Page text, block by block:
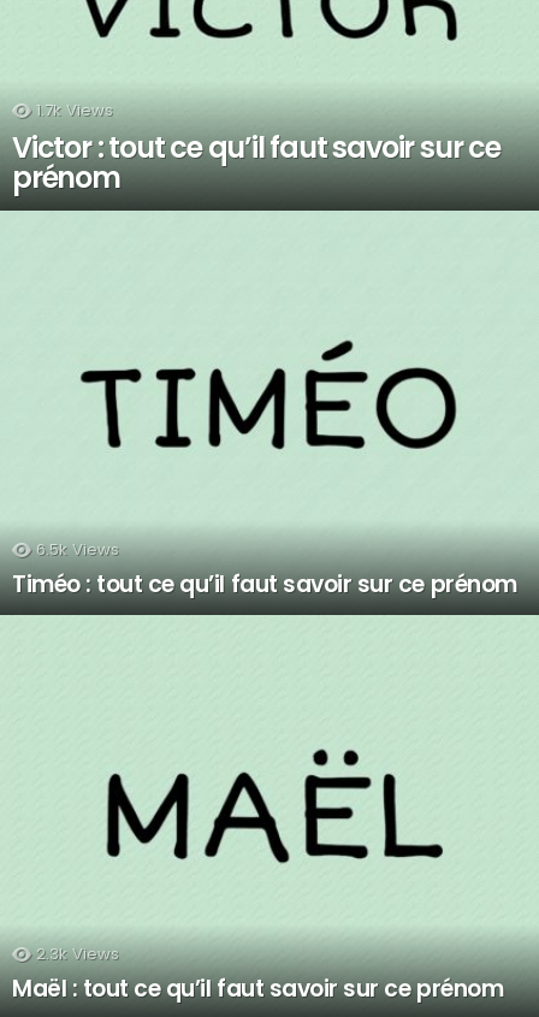
1.7k Views
Victor : tout ce qu’il faut savoir sur ce
prénom
6.5k Views
Timéo : tout ce qu’il faut savoir sur ce prénom
2.3k Views
Maël : tout ce qu’il faut savoir sur ce prénom